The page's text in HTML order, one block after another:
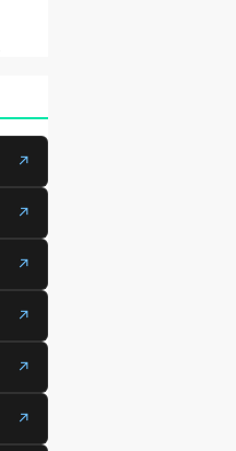
↗
↗
↗
↗
↗
↗